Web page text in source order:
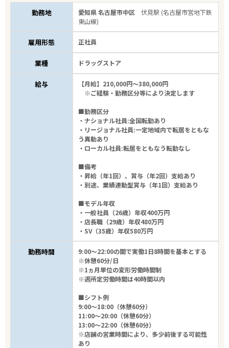
勤務地 愛知県 名古屋市中区伏見駅 (名古屋市営地下鉄
東山線)
雇用形態 正社員
業種 ドラッグストア
給与
【月給】210,000円～380,000円
※ご経験・勤務区分等により決定します
■勤務区分
・ナショナル社員:全国転勤あり
・リージョナル社員:一定地域内で転居をともな
う異動あり
・ローカル社員:転居をともなう転勤なし
■備考
・昇給（年1回）、賞与（年2回）支給あり
・別途、業績連動型賞与（年1回）支給あり
■モデル年収
・一般社員（26歳）年収400万円
・店長職（29歳）年収480万円
・SV（35歳）年収580万円
勤務時間
9:00～22:00の間で実働1日8時間を基本とする
※休憩60分/日
※1ヵ月単位の変形労働時間制
※週所定労働時間は40時間以内
■シフト例
9:00～18:00（休憩60分）
11:00～20:00（休憩60分）
13:00～22:00（休憩60分）
※店舗の営業時間により、多少前後する可能性
あり